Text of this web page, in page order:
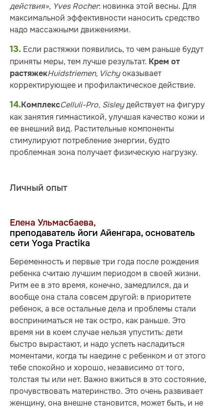
действия», Yves Rocher: новинка этой весны. Для
максимальной эффективности наносить средство
надо массажными движениями.
13. Если растяжки появились, то чем раньше будут
приняты меры, тем лучше результат. Крем от
растяжекHuidstriemen, Vichyоказывает
корректирующее и профилактическое действие.
14.КомплексCelluli-Pro, Sisleyдействует на фигуру
как занятия гимнастикой, улучшая качество кожи и
ее внешний вид. Растительные компоненты
стимулируют потребление энергии, будто
проблемная зона получает физическую нагрузку.
Личный опыт
Елена Ульмасбаева,
преподаватель йоги Айенгара, основатель
сети Yoga Practika
Беременность и первые три года после рождения
ребенка считаю лучшим периодом в своей жизни.
Ритм ее в это время, конечно, замедлился, да и
вообще она стала совсем другой: в приоритете
ребенок, а все остальные дела и проблемы стали
восприниматься не так остро, как раньше. Это
время ни в коем случае нельзя упустить: дети
быстро вырастают, и надо успеть насладиться
моментами, когда ты наедине с ребенком и от этого
тебе спокойно и хорошо, независимо от того,
толстая ты или нет. Важно вжиться в это состояние,
прочувствовать материнство. Это очень развивает
женщину, она внешне становится, может быть, и не